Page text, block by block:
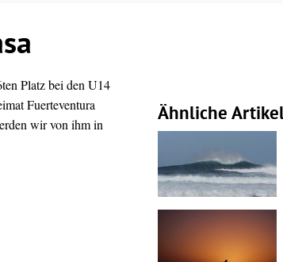
Platz bei den U14
Fuerteventura
wir von ihm in
Ähnliche